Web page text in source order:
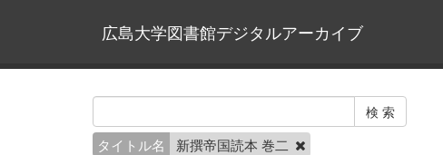
広島大学図書館デジタルアーカイブ
タイトル名
新撰帝国読本 巻二